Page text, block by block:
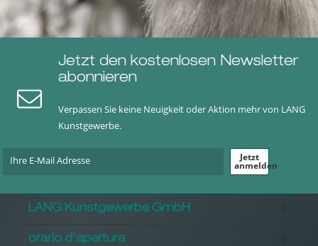
Jetzt den kostenlosen Newsletter
abonnieren
Verpassen Sie keine Neuigkeit oder Aktion mehr von LANG
Kunstgewerbe.
Jetzt
anmelden
LANG Kunstgewerbe GmbH
orario d'apertura